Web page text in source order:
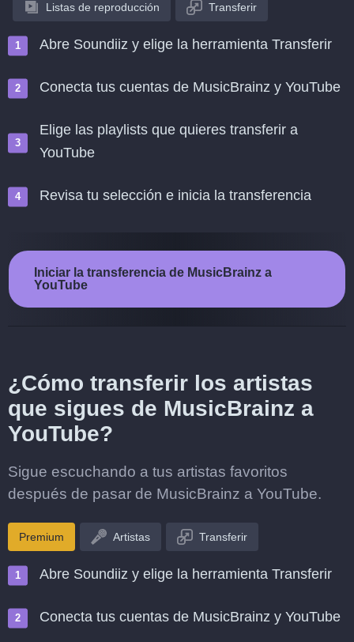
Listas de reproducción Transferir
Abre Soundiiz y elige la herramienta Transferir
Conecta tus cuentas de MusicBrainz y YouTube
Elige las playlists que quieres transferir a
YouTube
Revisa tu selección e inicia la transferencia
Iniciar la transferencia de MusicBrainz a
YouTube
¿Cómo transferir los artistas
que sigues de MusicBrainz a
YouTube?
Sigue escuchando a tus artistas favoritos
después de pasar de MusicBrainz a YouTube.
Premium Artistas Transferir
Abre Soundiiz y elige la herramienta Transferir
Conecta tus cuentas de MusicBrainz y YouTube